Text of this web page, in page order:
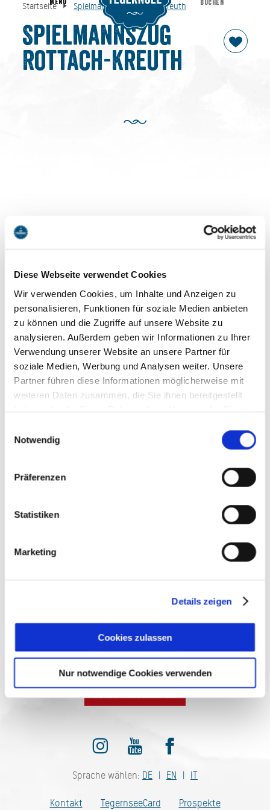
Diese Webseite verwendet Cookies
Wir verwenden Cookies, um Inhalte und Anzeigen zu
personalisieren, Funktionen für soziale Medien anbieten
zu können und die Zugriffe auf unsere Website zu
analysieren. Außerdem geben wir Informationen zu Ihrer
Verwendung unserer Website an unsere Partner für
soziale Medien, Werbung und Analysen weiter. Unsere
Partner führen diese Informationen möglicherweise mit
weiteren Daten zusammen, die Sie ihnen bereitgestellt
Cookies, wenn Sie unsere Webseite weiterhin nutzen.
Notwendig
Präferenzen
Statistiken
Marketing
Details zeigen
Cookies zulassen
Nur notwendige Cookies verwenden
Startseite Spielmannszug Rottach-Kreuth
Spielmannszug
Rottach-Kreuth
Spielmannszug Rottach-Kreuth
83708 Kreuth
AUF DEM LAUFENDEN
BLEIBEN
Sprache wählen: DE EN IT
Kontakt TegernseeCard Prospekte
Startseite Spielmannszug Rottach-Kreuth
MENU BUCHEN